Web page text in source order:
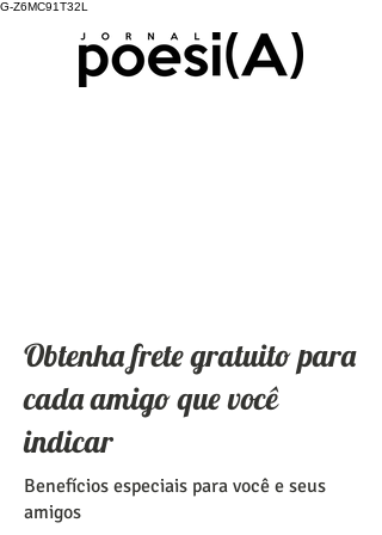
G-Z6MC91T32L
Obtenha frete gratuito para
cada amigo que você
indicar
Benefícios especiais para você e seus
amigos